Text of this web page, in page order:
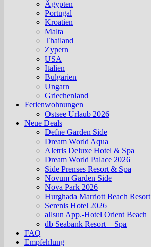
Ägypten
Portugal
Kroatien
Malta
Thailand
Zypern
USA
Italien
Bulgarien
Ungarn
Griechenland
Ferienwohnungen
Ostsee Urlaub 2026
Neue Deals
Defne Garden Side
Dream World Aqua
Aletris Deluxe Hotel & Spa
Dream World Palace 2026
Side Prenses Resort & Spa
Novum Garden Side
Nova Park 2026
Hurghada Marriott Beach Resort
Serenis Hotel 2026
allsun App.-Hotel Orient Beach
db Seabank Resort + Spa
FAQ
Empfehlung